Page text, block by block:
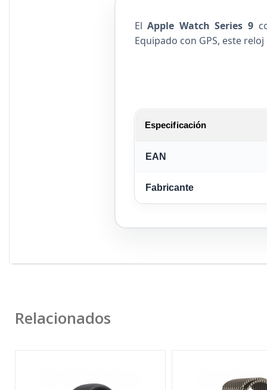
ElApple Watch Series 9
Equipado con GPS, este
Especificación
EAN
Fabricante
Relacionados